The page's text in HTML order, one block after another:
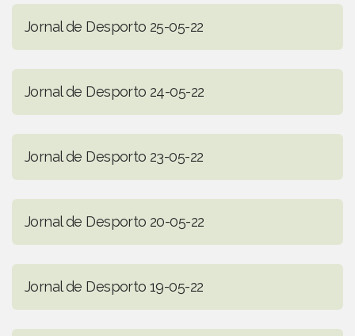
Jornal de Desporto 25-05-22
Jornal de Desporto 24-05-22
Jornal de Desporto 23-05-22
Jornal de Desporto 20-05-22
Jornal de Desporto 19-05-22